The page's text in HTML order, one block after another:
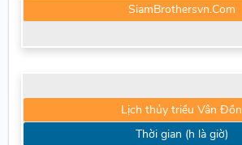
SiamBrothersvn.Com
Lịch thủy triều Vân Đồn
Thời gian (h là giờ)